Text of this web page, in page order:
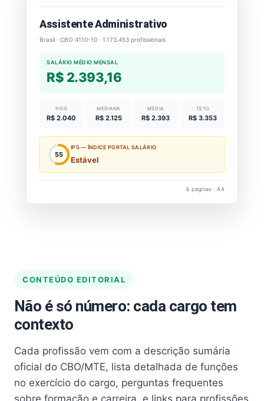
Assistente Administrativo
Brasil · CBO 4110-10 · 1.173.453 profissionais
SALÁRIO MÉDIO MENSAL
R$ 2.393,16
PISO
R$ 2.040
MEDIANA
R$ 2.125
MÉDIA
R$ 2.393
TETO
R$ 3.353
55
IPS — ÍNDICE PORTAL SALÁRIO
Estável
6 páginas · A4
CONTEÚDO EDITORIAL
Não é só número: cada cargo tem
contexto
Cada profissão vem com a descrição sumária
oficial do CBO/MTE, lista detalhada de funções
no exercício do cargo, perguntas frequentes
sobre formação e carreira, e links para profissões